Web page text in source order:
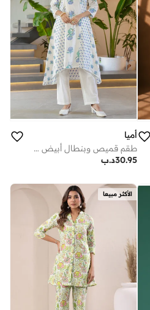
أميا
طقم قميص وبنطال أبيض مطبوع بقصة واسعة من الأسفل - 1
د.ب30.95
الأكثر مبيعا